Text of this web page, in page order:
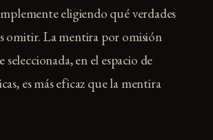
eligiendo qué verdades
omitir. La mentira por omisión
seleccionada, en el espacio de
es más eficaz que la mentira